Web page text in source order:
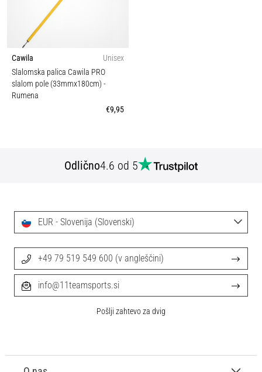
Cawila
Unisex
Slalomska palica Cawila PRO
slalom pole (33mmx180cm)-
Rumena
€9,95
Odlično4.6 od 5
EUR - Slovenija (Slovenski)
+49 79 519 549 600 (v angleščini)
info@11teamsports.si
Pošlji zahtevo za dvig